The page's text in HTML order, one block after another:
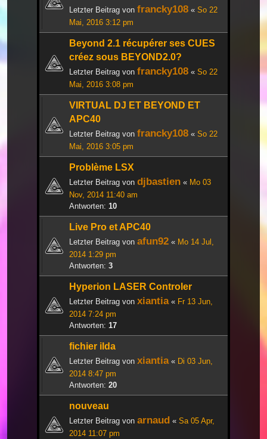
Letzter Beitrag von francky108 « So 22
Mai, 2016 3:12 pm
Beyond 2.1 récupérer ses CUES
créez sous BEYOND2.0?
Letzter Beitrag von francky108 « So 22
Mai, 2016 3:08 pm
VIRTUAL DJ ET BEYOND ET
APC40
Letzter Beitrag von francky108 « So 22
Mai, 2016 3:05 pm
Problème LSX
Letzter Beitrag von djbastien « Mo 03
Nov, 2014 11:40 am
Antworten: 10
Live Pro et APC40
Letzter Beitrag von afun92 « Mo 14 Jul,
2014 1:29 pm
Antworten: 3
Hyperion LASER Controler
Letzter Beitrag von xiantia« Fr 13 Jun,
2014 7:24 pm
Antworten: 17
fichier ilda
Letzter Beitrag von xiantia« Di 03 Jun,
2014 8:47 pm
Antworten: 20
nouveau
Letzter Beitrag von arnaud « Sa 05 Apr,
2014 11:07 pm